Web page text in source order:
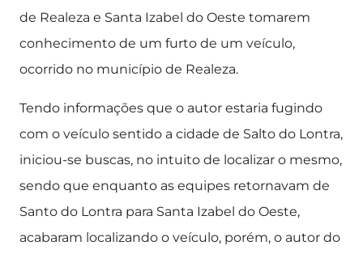
de Realeza e Santa Izabel do Oeste tomarem
conhecimento de um furto de um veículo,
ocorrido no município de Realeza.
Tendo informações que o autor estaria fugindo
com o veículo sentido a cidade de Salto do Lontra,
iniciou-se buscas, no intuito de localizar o mesmo,
sendo que enquanto as equipes retornavam de
Santo do Lontra para Santa Izabel do Oeste,
acabaram localizando o veículo, porém, o autor do